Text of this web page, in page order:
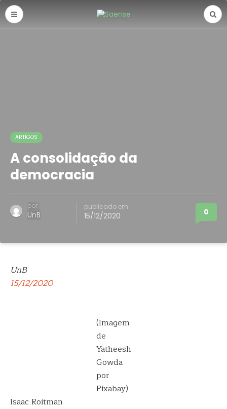
ARTIGOS
A consolidação da
democracia
por
UnB
publicado em
15/12/2020 0
UnB
15/12/2020
(Imagem
de
Yatheesh
Gowda
por
Pixabay)
Isaac Roitman